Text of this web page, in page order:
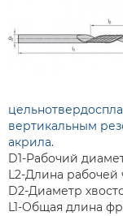
вертикальным
акрила.
D1-Рабочий
L2-Длина рабочей
D2-Диаметр
L1-Общая длина